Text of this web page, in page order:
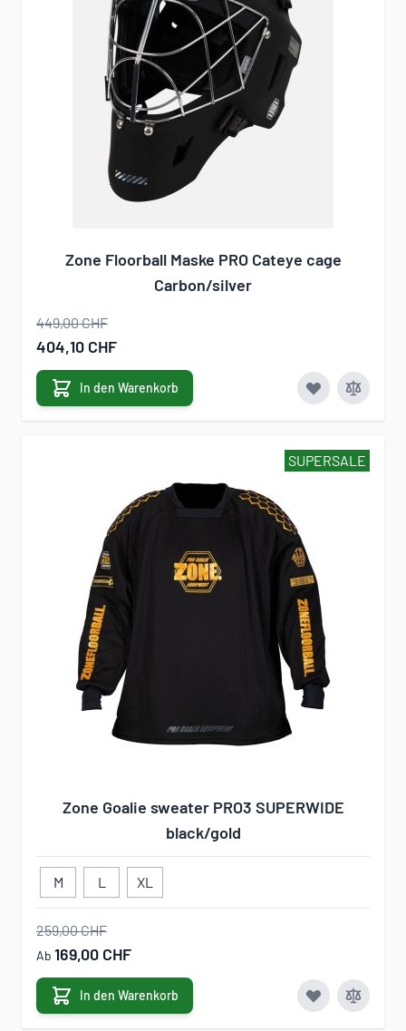
Zone Floorball Maske PRO Cateye cage
Carbon/silver
449,00 CHF
Sonderangebot
404,10 CHF
In den Warenkorb
SUPERSALE
Zone Goalie sweater PRO3 SUPERWIDE
black/gold
M L XL
259,00 CHF
Ab 169,00 CHF
In den Warenkorb